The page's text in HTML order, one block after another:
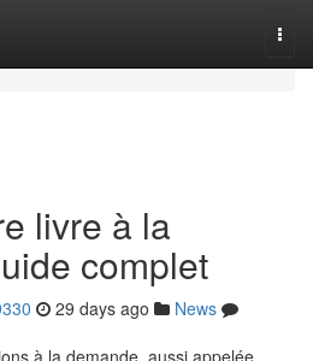
livre à la
complet
29 days ago
News
à la demande, aussi appelée